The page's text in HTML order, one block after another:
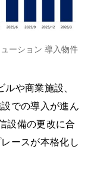
ーション 導入物件
や商業施設、
での導入が進ん
設備の更改に合
ースが本格化し